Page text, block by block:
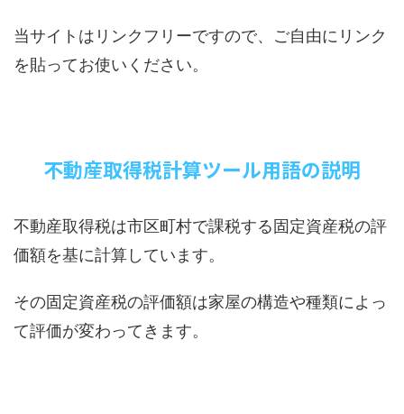
当サイトはリンクフリーですので、ご自由にリンク
を貼ってお使いください。
不動産取得税計算ツール用語の説明
不動産取得税は市区町村で課税する固定資産税の評
価額を基に計算しています。
その固定資産税の評価額は家屋の構造や種類によっ
て評価が変わってきます。